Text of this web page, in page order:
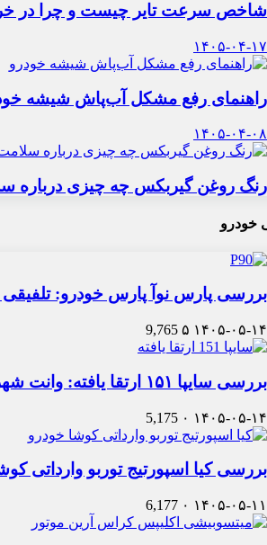
شاخص سرعت تایر چیست و چرا در
۱۴۰۵-۰۴-۱۷
راهنمای رفع مشکل آب‌پاش شیشه
۱۴۰۵-۰۴-۰۸
رنگ روغن گیربکس چه چیزی درباره
خودرو
بررسی پارس نوآ پارس خودرو:
۱۴۰۵-۰۵-۱۴ ۵ 9,765
بررسی سایپا ۱۵۱ ارتقا یافته: وانت شهری با پوشش جدید
۱۴۰۵-۰۵-۱۴ ۰ 5,175
بررسی کیا اسپورتیج توربو وارداتی
۱۴۰۵-۰۵-۱۱ ۰ 6,177